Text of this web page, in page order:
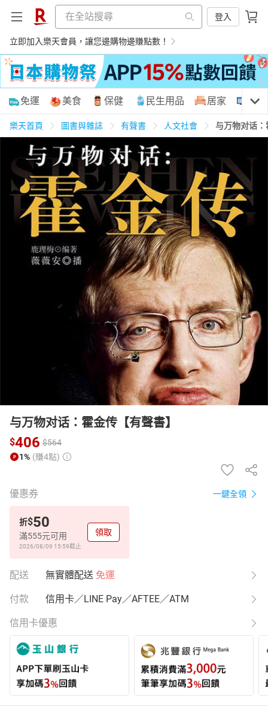
登入
立即加入樂天會員，讓您邊購物邊賺點數！
購物網分類
天天免運 美食蛋糕 養生保健 民生用品
居家生活 3C家電 運動休閒 親子玩具
女裝 男裝 化妝保養 情趣用品
電子/紙本書
HOT
免運 美食 保健 民生用品 居家 3C
樂天首頁 圖書與雜誌 有聲書 人文社會 与万物对话
与万物对话：霍金传【有聲書】
$406 $564
1% (賺4點)
優惠券 一鍵全領
折$50
滿555元可用
2026/08/09 15:59截止
領取
配送 無實體配送 免運
付款 信用卡／LINE Pay／AFTEE／ATM
信用卡優惠